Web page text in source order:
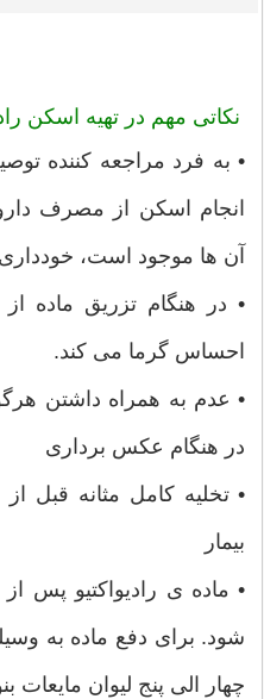
نکاتی مهم در تهیه اسکن
انجام اسکن از مصرف
آن ها موجود است،
• در هنگام تزریق ماده
احساس گرما می کند.
• عدم به همراه داشتن
در هنگام عکس برداری
• تخلیه کامل مثانه قبل
بیمار
شود. برای دفع ماده به
چهار الی پنج لیوان مایعات